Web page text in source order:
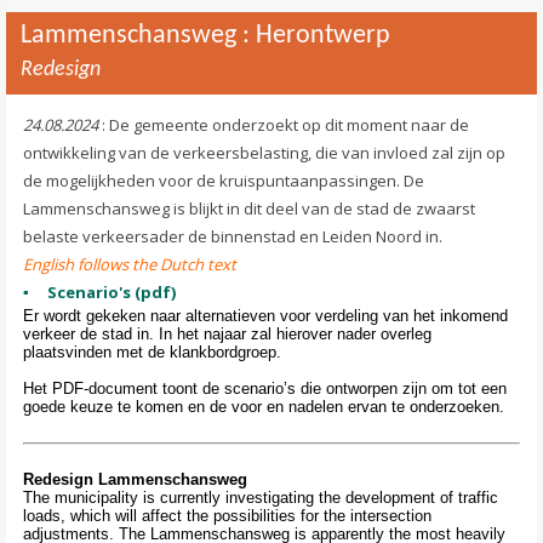
Lammenschansweg : Herontwerp
Redesign
24.08.2024: De gemeente onderzoekt op dit moment naar de
ontwikkeling van de verkeersbelasting, die van invloed zal zijn op
de mogelijkheden voor de kruispuntaanpassingen. De
Lammenschansweg is blijkt in dit deel van de stad de zwaarst
belaste verkeersader de binnenstad en Leiden Noord in.
English follows the Dutch text
Scenario's (pdf)
Er wordt gekeken naar alternatieven voor verdeling van het inkomend
verkeer de stad in. In het najaar zal hierover nader overleg
plaatsvinden met de klankbordgroep.
Het PDF-document toont de scenario’s die ontworpen zijn om tot een
goede keuze te komen en de voor en nadelen ervan te onderzoeken.
Redesign Lammenschansweg
The municipality is currently investigating the development of traffic
loads, which will affect the possibilities for the intersection
adjustments. The Lammenschansweg is apparently the most heavily